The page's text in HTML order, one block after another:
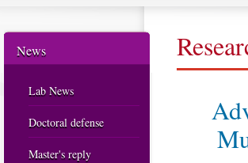
News
Lab News
Doctoral defense
Master's reply